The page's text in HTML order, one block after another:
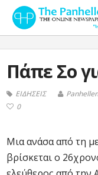
Πάπε Σο
ΕΙΔΗΣΕΙΣ
0
Μια ανάσα από τη
βρίσκεται ο